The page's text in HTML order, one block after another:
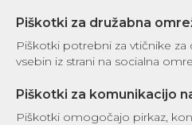
DELI, OPREMA - GOZD, VRT,
Piškotki za družabna
Piškotki potrebni za vtičnike za
vsebin iz strani na socialna
Piškotki za komunikacijo
Piškotki omogočajo pirkaz,